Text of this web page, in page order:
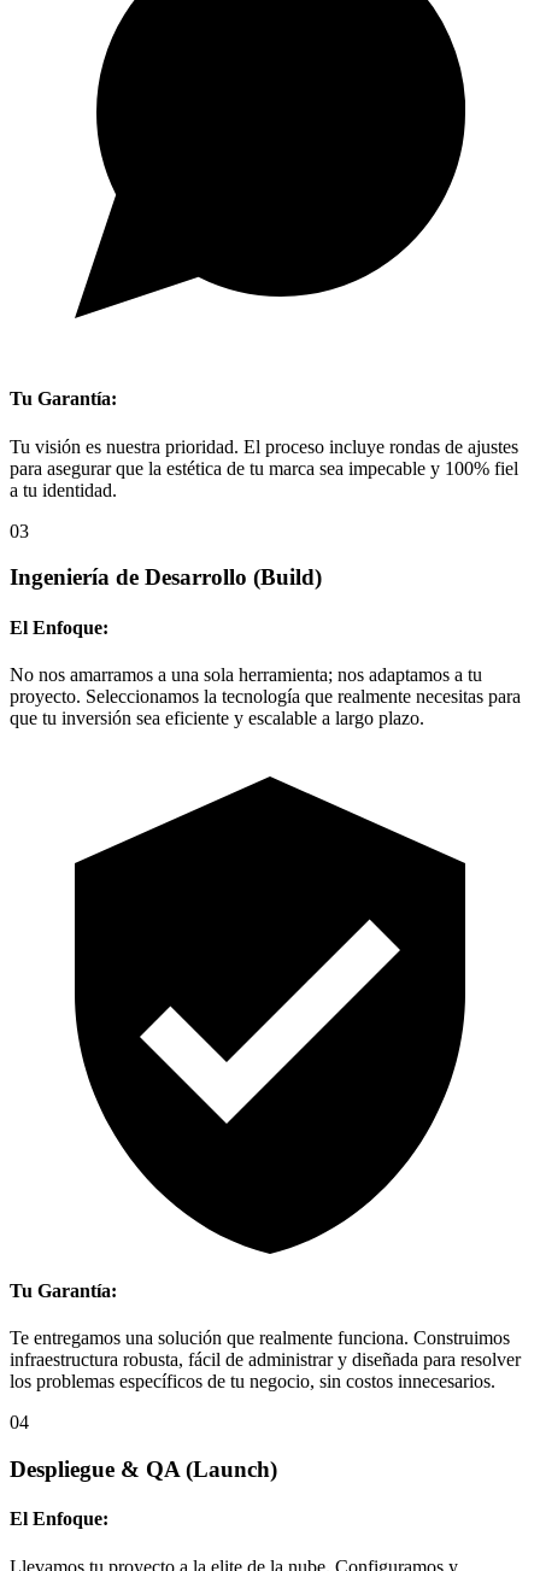
Tu Garantía:
Tu visión es nuestra prioridad. El proceso incluye rondas de ajustes
para asegurar que la estética de tu marca sea impecable y 100% fiel
a tu identidad.
03
Ingeniería de Desarrollo (Build)
El Enfoque:
No nos amarramos a una sola herramienta; nos adaptamos a tu
proyecto. Seleccionamos la tecnología que realmente necesitas para
que tu inversión sea eficiente y escalable a largo plazo.
Tu Garantía:
Te entregamos una solución que realmente funciona. Construimos
infraestructura robusta, fácil de administrar y diseñada para resolver
los problemas específicos de tu negocio, sin costos innecesarios.
04
Despliegue & QA (Launch)
El Enfoque:
Llevamos tu proyecto a la elite de la nube. Configuramos y